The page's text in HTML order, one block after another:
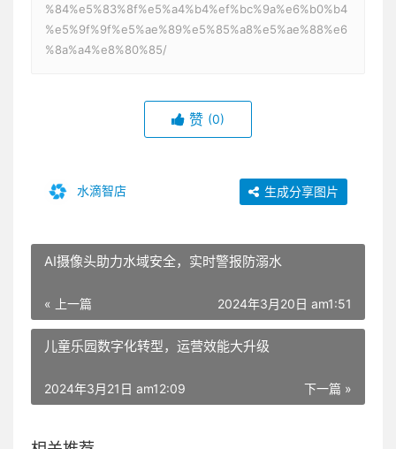
%84%e5%83%8f%e5%a4%b4%ef%bc%9a%e6%b0%b4
%e5%9f%9f%e5%ae%89%e5%85%a8%e5%ae%88%e6
%8a%a4%e8%80%85/
赞 (0)
水滴智店 生成分享图片
AI摄像头助力水域安全，实时警报防溺水
« 上一篇 2024年3月20日 am1:51
儿童乐园数字化转型，运营效能大升级
下一篇 »
2024年3月21日 am12:09